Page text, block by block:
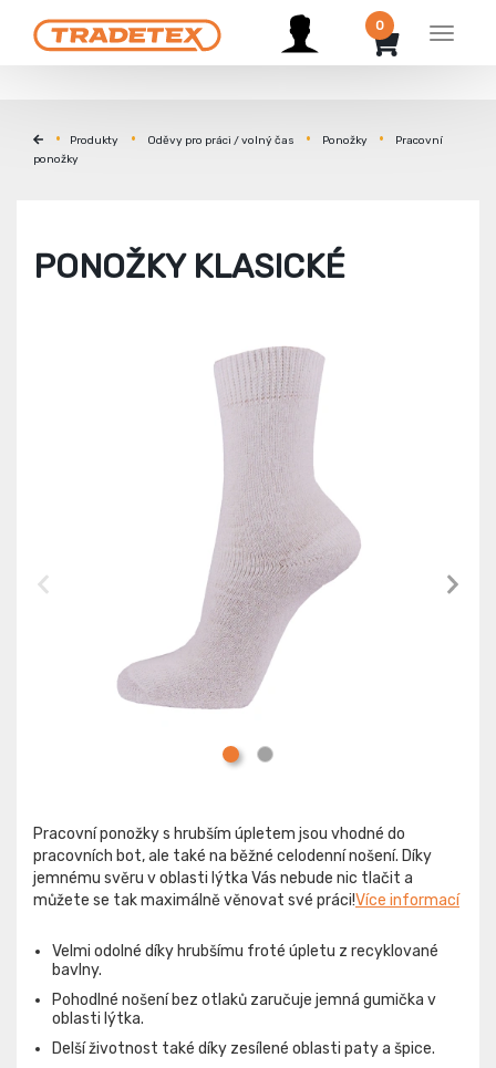
Menu
0
Produkty Oděvy pro práci / volný čas Ponožky
Pracovní
ponožky
PONOŽKY KLASICKÉ
Pracovní ponožky s hrubším úpletem jsou vhodné do
pracovních bot, ale také na běžné celodenní nošení. Díky
jemnému svěru v oblasti lýtka Vás nebude nic tlačit a
můžete se tak maximálně věnovat své práci!Více informací
Velmi odolné díky hrubšímu froté úpletu z recyklované
bavlny.
Pohodlné nošení bez otlaků zaručuje jemná gumička v
oblasti lýtka.
Delší životnost také díky zesílené oblasti paty a špice.